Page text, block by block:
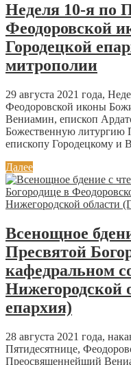
Неделя 10-я по
Феодоровской
Городецкой
митрополии
29 августа 2021 года,
Феодоровской иконы
Вениамин, епископ
Божественную литургию
епископу Городецкому и
Далее
Всенощное
Пресвятой
кафедральном
Нижегородской
епархия)
28 августа 2021 года,
Пятидесятнице,
Преосвященнейший